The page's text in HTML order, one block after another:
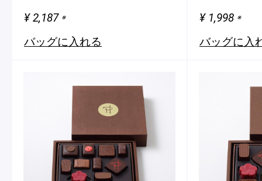
フルーツとヨーグルトのマカ
「ヴルーテ」販売のお知らせ
＜麻布台ヒ
催事出店の
30日〜
¥ 2,187 ※
バッグに入れる
¥ 1,998 ※
バッグに入